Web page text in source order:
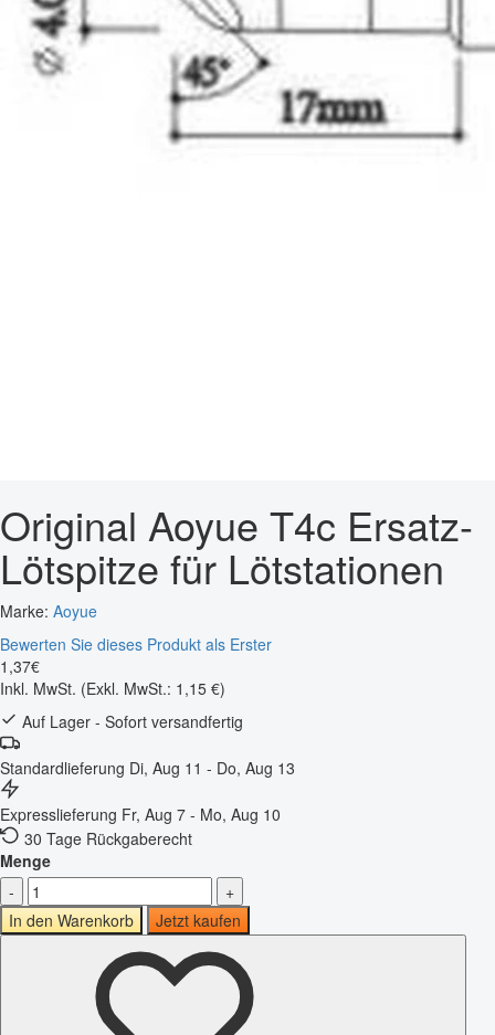
Original Aoyue T4c Ersatz-
Lötspitze für Lötstationen
Marke: Aoyue
Bewerten Sie dieses Produkt als Erster
1 ,37€
Inkl. MwSt. (Exkl. MwSt.: 1,15 €)
Auf Lager - Sofort versandfertig
Standardlieferung Di, Aug 11 - Do, Aug 13
Expresslieferung Fr, Aug 7 - Mo, Aug 10
30 Tage Rückgaberecht
Menge
-
+
In den Warenkorb
Jetzt kaufen